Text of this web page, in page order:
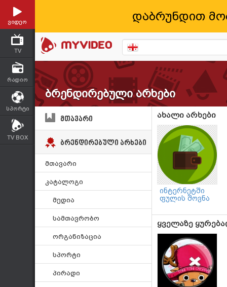
დაბრუნდით
ვიდეო
TV
რადიო
სპორტი
TV BOX
ბრენდირებული არხები
მთავარი
ბრენდირებული არხები
მთავარი
კატალოგი
მედია
სამთავრობო
ორგანიზაცია
სპორტი
პირადი
ახალი არხები
ინტერნეტში
ფულის შოვნა
ყველაზე